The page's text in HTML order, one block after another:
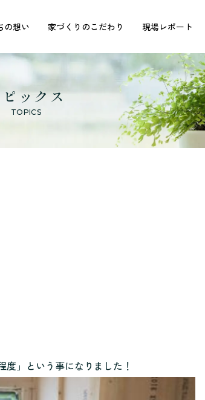
の想い 家づくりのこだわり 現場レポート
ックス
TOPICS
」という事になりました！